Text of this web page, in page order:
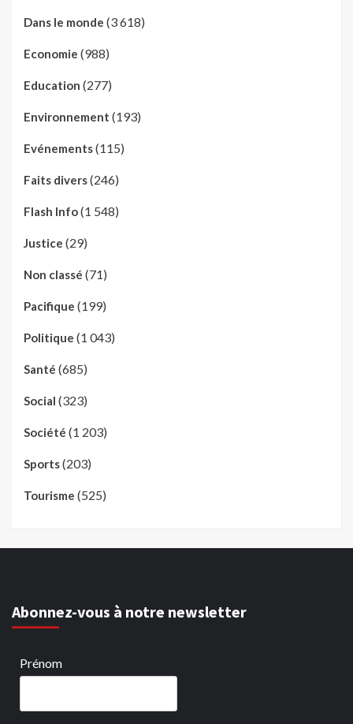
Dans le monde (3 618)
Economie (988)
Education (277)
Environnement (193)
Evénements(115)
Faits divers(246)
Flash Info(1 548)
Justice (29)
Non classé (71)
Pacifique (199)
Politique (1 043)
Santé (685)
Social (323)
Société (1 203)
Sports(203)
Tourisme (525)
Abonnez-vous à notre newsletter
Prénom